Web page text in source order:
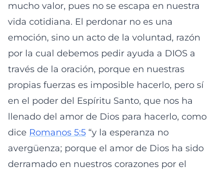
mucho valor, pues no se escapa en nuestra
vida cotidiana. El perdonar no es una
emoción, sino un acto de la voluntad, razón
por la cual debemos pedir ayuda a DIOS a
través de la oración, porque en nuestras
propias fuerzas es imposible hacerlo, pero sí
en el poder del Espíritu Santo, que nos ha
llenado del amor de Dios para hacerlo, como
dice Romanos 5:5 “y la esperanza no
avergüenza; porque el amor de Dios ha sido
derramado en nuestros corazones por el